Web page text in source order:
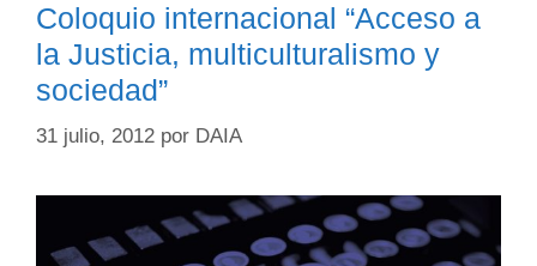
Coloquio internacional “Acceso a
la Justicia, multiculturalismo y
sociedad”
31 julio, 2012 por DAIA